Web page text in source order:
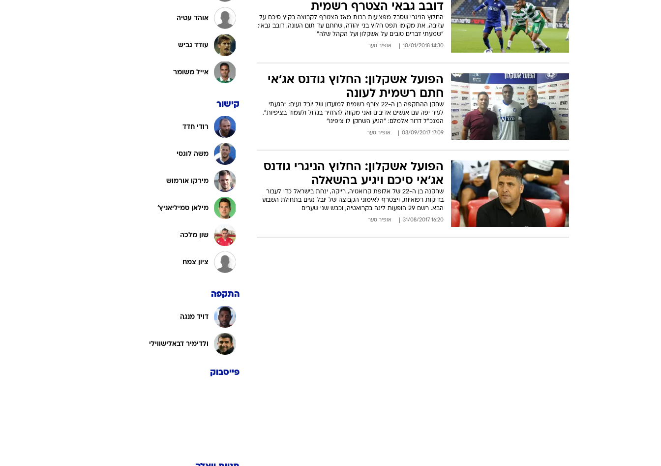
יורו 2012
גולף
תקצירים
דובב גבאי הצטרף רשמית
החלוץ הניגרי שסבל מפציעות רבות מאז הצטרף לקבוצה בקיץ סיכם על
עזיבה. את מקומו תפס חלוץ בני יהודה, שחתם עד תום העונה. דובב גבאי:
"שמעתי דברים טובים על אשקלון ועל הקהל שלה"
14:30 10/01/2018 אופיר סער
הפועל אשקלון: החלוץ גודנס אג'אי
חתם רשמית לעונה
שחקן ההתקפה בן ה-22 צורף רשמית למועדון של יובל נעים: "הגעתי
לעיר יפה עם אנשים אדיבים ואני מקווה להחזיר בגדול ולעמוד בציפיות".
המנכ"ל דרור אלמלם: "הגיע השחקן לו ציפינו"
17:09 03/09/2017 אופיר סער
הפועל אשקלון: החלוץ הניגרי גודנס
אג'אי סיכם ויגיע בהשאלה
שחקנה בן ה-22 של אלופת קרואטיה, רייקה, ינחת בישראל כדי לעבור
בדיקות רפואיות, ויצטרף לאימוני הקבוצה של יובל נעים בתחילת השבוע
הבא. רשם 29 הופעות ליגה בקרואטיה, וכבש שני שערים
16:20 31/08/2017 אופיר סער
אוהד עטיה
עודד גביש
אייל משומר
קישור
רודי חדד
משה לוגסי
מירקו אורמוש
מילאן סמיליאניץ'
שון מלכה
ציון צמח
התקפה
דויד מנגה
ולדימיר דבאלישווילי
פייסבוק